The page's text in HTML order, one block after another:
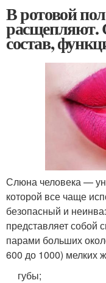
В ротовой
расщепляют.
состав,
Слюна человека —
которой все чаще
безопасный и
представляет собой
парами больших
600 до 1000) мелких
губы;